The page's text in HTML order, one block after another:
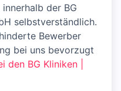
der BG
selbstverständlich.
Bewerber
bei uns bevorzugt
den BG Kliniken |